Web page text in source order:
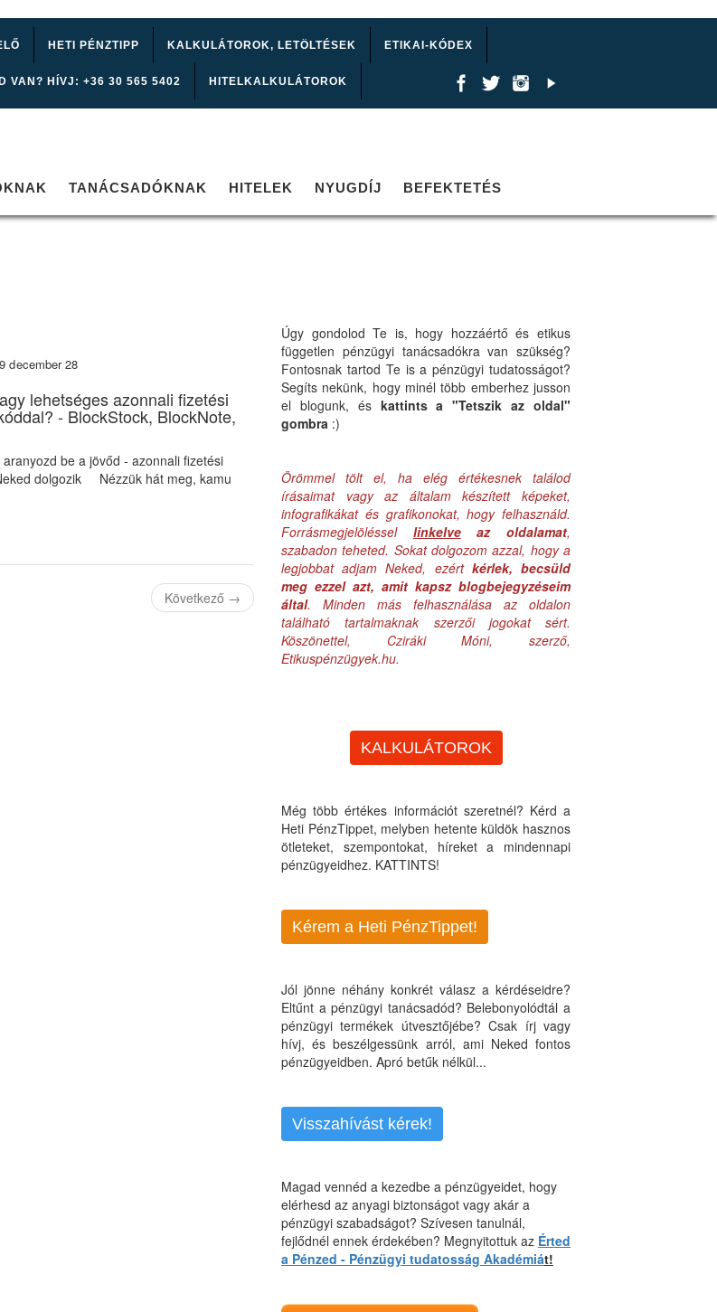
HETI PÉNZTIPP KALKULÁTOROK, LETÖLTÉSEK ETIKAI-KÓDEX
VAN? HÍVJ: +36 30 565 5402 HITELKALKULÁTOROK
TANÁCSADÓKNAK HITELEK NYUGDÍJ BEFEKTETÉS
december 28
lehetséges azonnali fizetési
- BlockStock, BlockNote,
aranyozd be a jövőd - azonnali fizetési
dolgozik Nézzük hát meg, kamu
Következő →
Úgy gondolod Te is, hogy hozzáértő és etikus
független pénzügyi tanácsadókra van szükség?
Fontosnak tartod Te is a pénzügyi tudatosságot?
Segíts nekünk, hogy minél több emberhez jusson
el blogunk, és kattints a "Tetszik az oldal"
gombra :)
Örömmel tölt el, ha elég értékesnek találod
írásaimat vagy az általam készített képeket,
infografikákat és grafikonokat, hogy felhasználd.
Forrásmegjelöléssel linkelveaz oldalamat,
szabadon teheted. Sokat dolgozom azzal, hogy a
legjobbat adjam Neked, ezért kérlek, becsüld
meg ezzel azt, amit kapsz blogbejegyzéseim
által. Minden más felhasználása az oldalon
található tartalmaknak szerzői jogokat sért.
Köszönettel, Cziráki Móni, szerző,
Etikuspénzügyek.hu.
KALKULÁTOROK
Még több értékes információt szeretnél? Kérd a
Heti PénzTippet, melyben hetente küldök hasznos
ötleteket, szempontokat, híreket a mindennapi
pénzügyeidhez. KATTINTS!
Kérem a Heti PénzTippet!
Jól jönne néhány konkrét válasz a kérdéseidre?
Eltűnt a pénzügyi tanácsadód? Belebonyolódtál a
pénzügyi termékek útvesztőjébe? Csak írj vagy
hívj, és beszélgessünk arról, ami Neked fontos
pénzügyeidben. Apró betűk nélkül...
Visszahívást kérek!
Magad vennéd a kezedbe a pénzügyeidet, hogy
elérhesd az anyagi biztonságot vagy akár a
pénzügyi szabadságot? Szívesen tanulnál,
fejlődnél ennek érdekében? Megnyitottuk az Érted
a Pénzed - Pénzügyi tudatosság Akadémiát!